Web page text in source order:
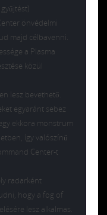
önvédelmi
majd célbavenni.
a Plasma
közül
lesz bevethető.
egyaránt sebez
ekkora monstrum
így valószínű
Center-t
radarként
hogy a fog of
lesz alkalmas.